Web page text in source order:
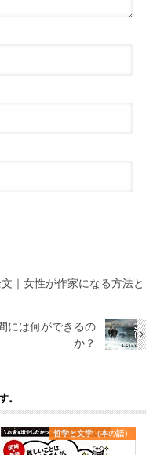
｜女性が作家になる方法と
には何ができるの
か？
。
哲学と文学（本の話）